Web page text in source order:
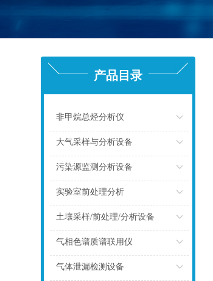
产品目录
非甲烷总烃分析仪
大气采样与分析设备
污染源监测分析设备
实验室前处理分析
点击
土壤采样/前处理/分析设备
气相色谱质谱联用仪
气体泄漏检测设备